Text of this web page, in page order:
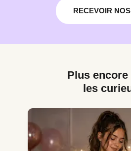
RECEVOIR
Plus encore
les